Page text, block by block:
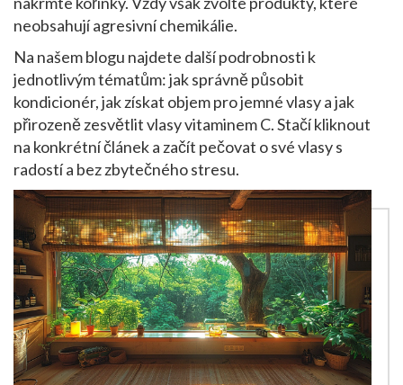
neobsahují agresivní chemikálie.
Na našem blogu najdete další podrobnosti k
jednotlivým tématům: jak správně působit
kondicionér, jak získat objem pro jemné vlasy a jak
přirozeně zesvětlit vlasy vitaminem C. Stačí kliknout
na konkrétní článek a začít pečovat o své vlasy s
radostí a bez zbytečného stresu.